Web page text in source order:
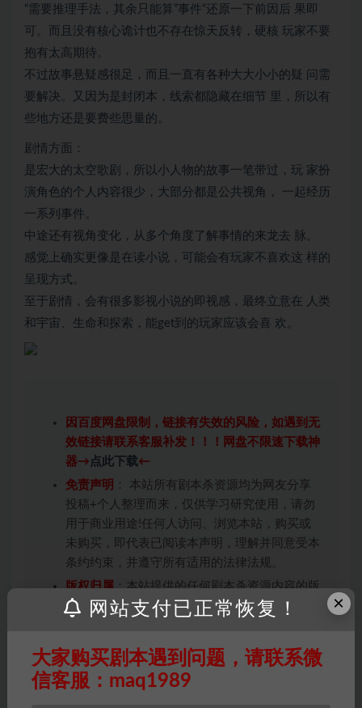
“需要推理手法，其余只能算”事件“还原一下前因后 果即
可。而且没有核心诡计也不存在惊天反转，硬核 玩家不要
抱有太高期待。
不过故事悬疑感很足，而且一直有各种大大小小的疑 问需
要解决。又因为是封闭本，线索都隐藏在细节 里，所以有
些地方还是要费些思量的。
剧情方面：
是宏大的太空歌剧，所以小人物的故事一笔带过，玩 家扮
演角色的个人内容很少，大部分都是公共视角， 一起经历
一系列事件。
中途还有视角变化，从多个角度了解事情的来龙去 脉。
感觉上确实更像是在读小说，可能会有玩家不喜欢这 样的
呈现方式。
至于剧情，会有很多影视小说的即视感，最终立意在 人类
和宇宙、生命和探索，能get到的玩家应该会喜 欢。
因百度网盘限制，链接有失效的风险，如遇到无
效链接请联系客服补发！！！网盘不限速下载神
器→ 点此下载←
免责声明 ： 本站所有剧本杀资源均为网友分享
投稿+个人整理而来，仅供学习研究使用，请勿
用于商业用途!任何人访问、浏览本站，购买或
未购买，即代表已阅读本声明，理解并同意受本
条约约束，并遵守所有适用的法律法规。
版权归属：本站提供的任何剧本杀资源内容的版
权均属于机关版权或权利人。如有侵权，请发邮
448271243@qq.com，如若情况属实，我们将
会在三天内下架相关剧本攻略。
积分说明 ∶剧本杀下载所需积分非剧本杀资源自
×
网站支付已正常恢复！
大家购买剧本遇到问题，请联系微
信客服：maq1989